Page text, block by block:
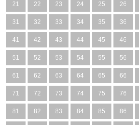
21 22 23 24 25 26
31 32 33 34 35 36
41 42 43 44 45 46
51 52 53 54 55 56
61 62 63 64 65 66
71 72 73 74 75 76
81 82 83 84 85 86